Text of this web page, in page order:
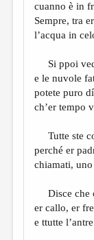
КОЛОНКА
РЕДКОЛЛЕГИЯ
ОТ РЕДАКЦИИ
МАЛАЯ ПРОЗА
ЭССЕИСТИКА
ЦИКЛЫ
cuanno è in
Sempre, tra
l’acqua in
Si ppoi
e le nuvole
potete puro
ch’er tempo
Tutte ste
perché er
chiamati,
Disce che
er callo, er
e ttutte